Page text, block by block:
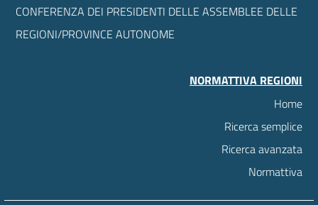
CONFERENZA DEI PRESIDENTI DELLE ASSEMBLEE DELLE
REGIONI/PROVINCE AUTONOME
NORMATTIVA REGIONI
Home
Ricerca semplice
Ricerca avanzata
Normattiva